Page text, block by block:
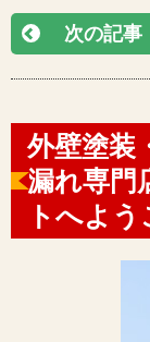
次の記事
外壁塗装
漏れ専門
トへよう